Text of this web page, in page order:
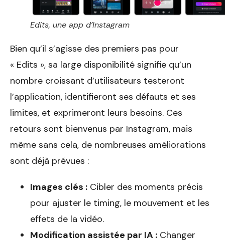
Edits, une app d’Instagram
Bien qu’il s’agisse des premiers pas pour
« Edits », sa large disponibilité signifie qu’un
nombre croissant d’utilisateurs testeront
l’application, identifieront ses défauts et ses
limites, et exprimeront leurs besoins. Ces
retours sont bienvenus par Instagram, mais
même sans cela, de nombreuses améliorations
sont déjà prévues :
Images clés : Cibler des moments précis
pour ajuster le timing, le mouvement et les
effets de la vidéo.
Modification assistée par IA : Changer